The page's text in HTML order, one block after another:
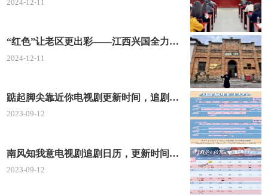
15、沿乐广高速公路行驶157.4公里,朝翁源/韶关/
赣州/G6011方向,靠右进入南韶高速公路(全路段收费)
16、沿南韶高速公路行驶3.8公里,靠左进入赣韶高
17、沿赣韶高速公路行驶8.1公里,靠左(全路段收
费)
18、继续沿赣韶高速公路行驶6.3公里,从韶关东
(市区)出口离开靠右进入韶关东互通跨线桥(全路段收
2024-12-11
“红色”让老区更出彩——江西兴国全力打造红色文化传承发展创新示范区
2024-12-11
踮起脚尖靠近你电视剧更新时间，追剧日历及剧情简介
2023-09-12
南风知我意电视剧追剧日历，更新时间一览表
2023-09-12